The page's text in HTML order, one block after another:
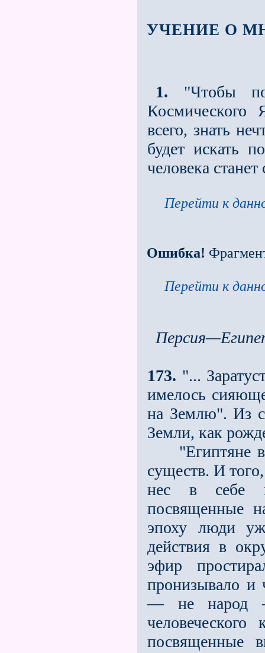
УЧЕНИЕ О
1. "Чтобы
Космического
всего, знать
будет искать
человека
Перейти к
Ошибка!
Перейти к
173. "...
имелось
на Землю". Из
Земли, как
"Египтяне
существ. И
нeс в себе
посвященные
эпоху люди
действия в
эфир
пронизывало и
— не народ —
человеческого
посвященные